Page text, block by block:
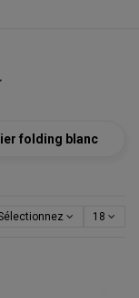
folding blanc
18